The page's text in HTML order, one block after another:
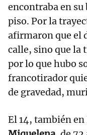
encontraba en
piso. Por la
afirmaron que el
calle, sino que la
por lo que hubo
francotirador
de gravedad,
El 14, también